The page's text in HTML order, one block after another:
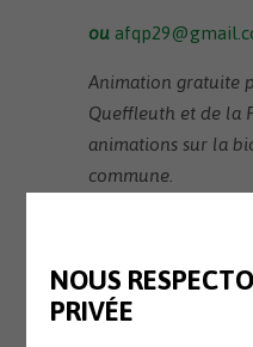
NOUS
PRIVÉE
ou
Animation gratuite
Queffleuth et de la
animations sur la
commune.